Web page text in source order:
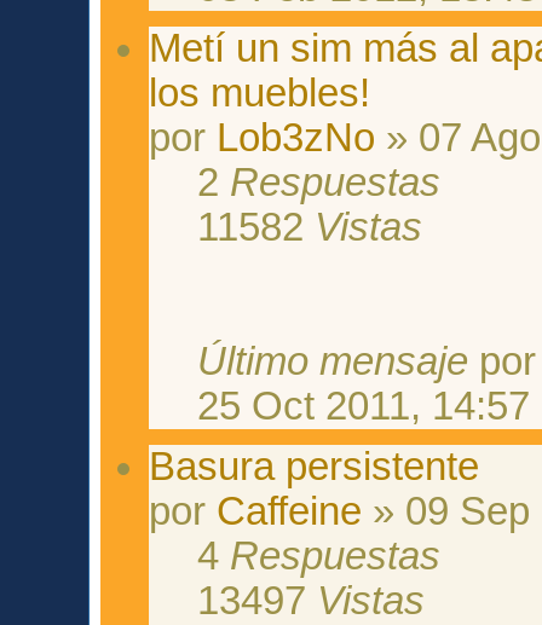
Metí un sim más al
los muebles!
por Lob3zNo » 07
2 Respuestas
11582 Vistas
Último mensaje
25 Oct 2011, 14:57
Basura persistente
por Caffeine » 09 Sep
4 Respuestas
13497 Vistas